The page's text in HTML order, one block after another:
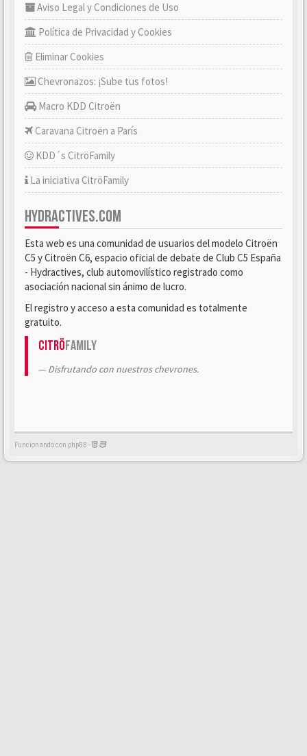
Aviso Legal y Condiciones de Uso
Política de Privacidad y Cookies
Eliminar Cookies
Chevronazos: ¡Sube tus fotos!
Macro KDD Citroën
Caravana Citroën a París
KDD´s CitröFamily
La iniciativa CitröFamily
HYDRACTIVES.COM
Esta web es una comunidad de usuarios del modelo Citroën
C5 y Citroën C6, espacio oficial de debate de Club C5 España
- Hydractives, club automovilístico registrado como
asociación nacional sin ánimo de lucro.
El registro y acceso a esta comunidad es totalmente
gratuito.
CitröFamily
Disfrutando con nuestros chevrones.
Funcionando con phpBB -